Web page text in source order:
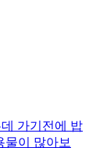
가기전에 밥
물이 많아보